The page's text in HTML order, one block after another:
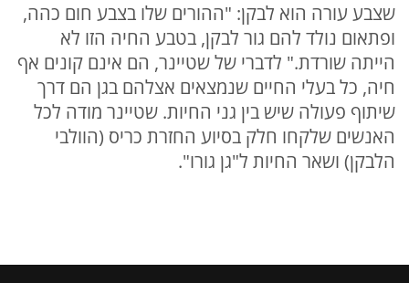
שצבע עורה הוא לבקן: "ההורים שלו בצבע חום כהה,
ופתאום נולד להם גור לבקן, בטבע החיה הזו לא
הייתה שורדת." לדברי של שטיינר, הם אינם קונים אף
חיה, כל בעלי החיים שנמצאים אצלהם בגן הם דרך
שיתוף פעולה שיש בין גני החיות. שטיינר מודה לכל
האנשים שלקחו חלק בסיוע החזרת כריס (הוולבי
הלבקן) ושאר החיות ל"גן גורו".